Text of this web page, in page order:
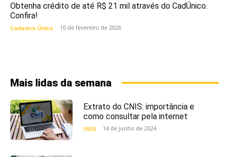
Obtenha crédito de até R$ 21 mil através do CadÚnico.
Confira!
Cadastro Único 10 de fevereiro de 2026
Mais lidas da semana
Extrato do CNIS: importância e
como consultar pela internet
INSS 14 de junho de 2024